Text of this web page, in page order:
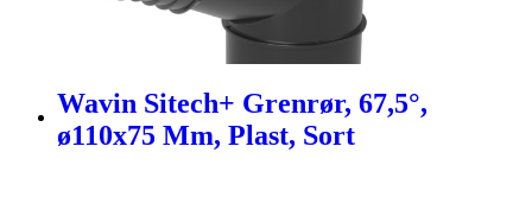
Wavin Sitech+ Grenrør, 67,5°,
ø110x75 Mm, Plast, Sort